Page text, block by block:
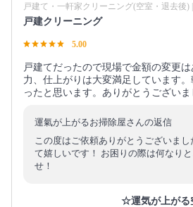
戸建て・一軒家クリーニング(空室・退去後)
戸建クリーニング
5.00
戸建てだったので現場で金額の変更
力、仕上がりは大変満足しています
ったと思います。ありがとうございま
運氣が上がるお掃除屋さんの返信
この度はご依頼ありがとうございま
て嬉しいです！ お困りの際は何なり
せ！
☆運気が上がる